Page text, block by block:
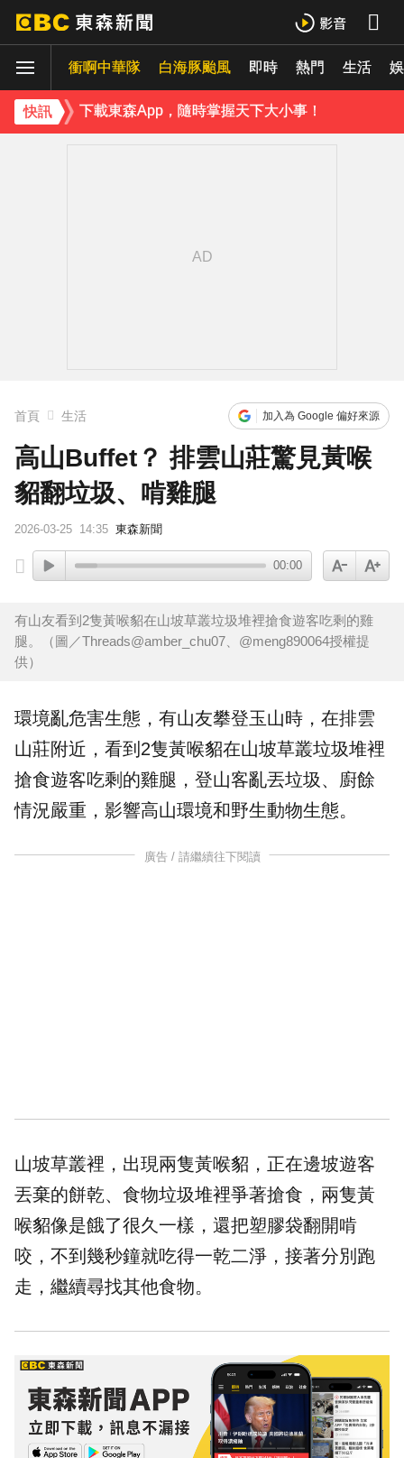
衝啊中華隊 白海豚颱風 即時 熱門 生活
快訊
下載東森App，隨時掌握天下大小事！
首頁 生活 加入為 Google 偏好來源
高山Buffet？ 排雲山莊驚見黃喉
貂翻垃圾、啃雞腿
2026-03-25 14:35 東森新聞
00:00
有山友看到2隻黃喉貂在山坡草叢垃圾堆裡搶食遊客吃剩的雞
腿。（圖／Threads@amber_chu07、@meng890064授權提
供）
環境亂危害生態，有山友攀登玉山時，在排雲
山莊附近，看到2隻黃喉貂在山坡草叢垃圾堆裡
搶食遊客吃剩的雞腿，登山客亂丟垃圾、 廚餘
情況嚴重，影響高山環境和野生動物生態。
廣告 / 請繼續往下閱讀
山坡草叢裡，出現兩隻黃喉貂，正在邊坡遊客
丟棄的餅乾、食物垃圾堆裡爭著搶食，兩隻黃
喉貂像是餓了很久一樣，還把塑膠袋翻開啃
咬，不到幾秒鐘就吃得一乾二淨，接著分別跑
走，繼續尋找其他食物。